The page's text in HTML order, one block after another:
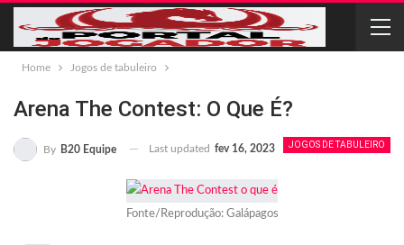
Home Jogos de tabuleiro
Arena The Contest: O Que É?
JOGOS DE TABULEIRO
By B20 Equipe Last updated fev 16, 2023
Fonte/Reprodução: Galápagos